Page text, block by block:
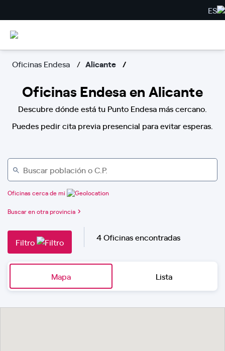
ES
Oficinas Endesa Alicante
Oficinas Endesa en Alicante
Descubre dónde está tu Punto Endesa más cercano.
Puedes pedir cita previa presencial para evitar esperas.
Oficinas cerca de mi
Buscar en otra provincia
Filtro 4 Oficinas encontradas
Mapa Lista